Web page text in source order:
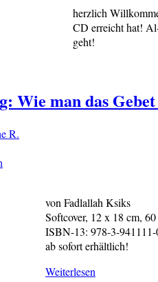
herzlich
CD erreicht hat!
geht!
Wie man das
R.
von Fadlallah Ksiks
Softcover, 12 x 18 cm, 60
ISBN-13: 978-3-
ab sofort erhältlich!
Weiterlesen